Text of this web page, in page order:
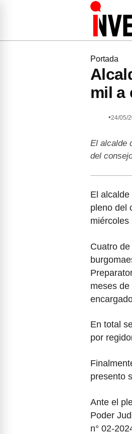
Portada
mil a
•24/05/
El alcalde
del
El
pleno del
miércoles
Cuatro
meses
En total
por
presento
Ante el
Poder
n° 02-